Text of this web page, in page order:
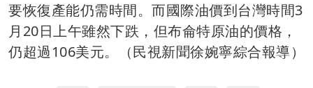
要恢復產能仍需時間。而國際油價到台灣時間3
月20日上午雖然下跌，但布侖特原油的價格，
仍超過106美元。（民視新聞徐婉寧綜合報導）